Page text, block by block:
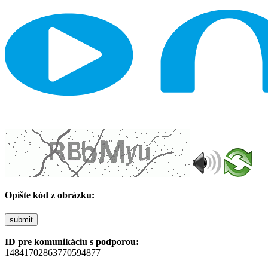
Opíšte kód z obrázku:
submit
ID pre komunikáciu s podporou:
14841702863770594877